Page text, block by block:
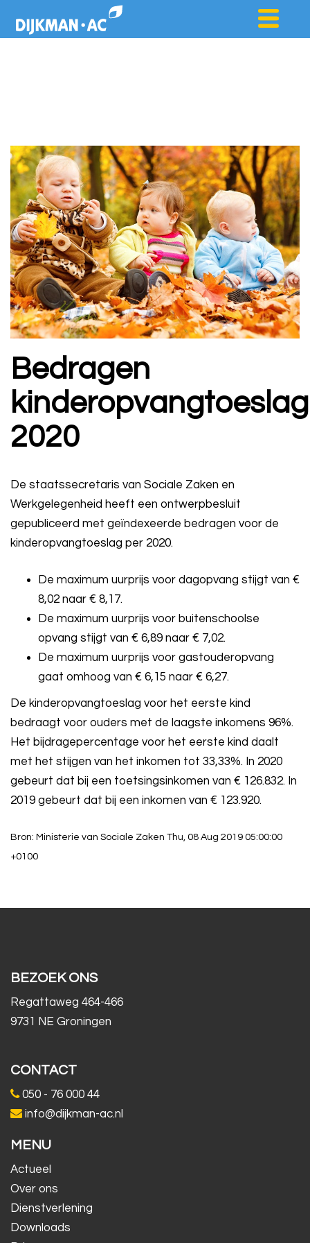
Bedragen
kinderopvangtoeslag
2020
De staatssecretaris van Sociale Zaken en
Werkgelegenheid heeft een ontwerpbesluit
gepubliceerd met geïndexeerde bedragen voor de
kinderopvangtoeslag per 2020.
De maximum uurprijs voor dagopvang stijgt van €
8,02 naar € 8,17.
De maximum uurprijs voor buitenschoolse
opvang stijgt van € 6,89 naar € 7,02.
De maximum uurprijs voor gastouderopvang
gaat omhoog van € 6,15 naar € 6,27.
De kinderopvangtoeslag voor het eerste kind
bedraagt voor ouders met de laagste inkomens 96%.
Het bijdragepercentage voor het eerste kind daalt
met het stijgen van het inkomen tot 33,33%. In 2020
gebeurt dat bij een toetsingsinkomen van € 126.832. In
2019 gebeurt dat bij een inkomen van € 123.920.
Bron: Ministerie van Sociale Zaken Thu, 08 Aug 2019 05:00:00
+0100
BEZOEK ONS
Regattaweg 464-466
9731 NE Groningen
CONTACT
050 - 76 000 44
info@dijkman-ac.nl
MENU
Actueel
Over ons
Dienstverlening
Downloads